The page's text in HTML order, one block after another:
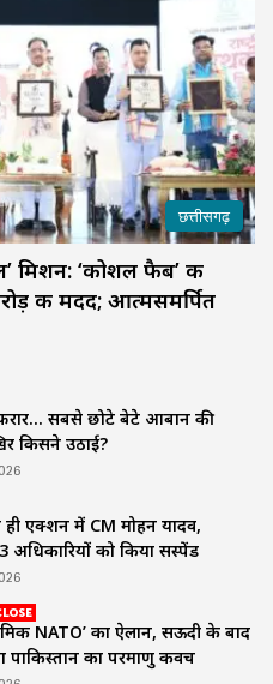
छत्तीसगढ़
मिशन: ‘कोशल फैब’ की
की मदद; आत्मसमर्पित
फरार… सबसे छोटे बेटे आबान की
किसने उठाई?
एक्शन में CM मोहन यादव,
अधिकारियों को किया सस्पेंड
NATO’ का ऐलान, सऊदी के बाद
पाकिस्तान का परमाणु कवच